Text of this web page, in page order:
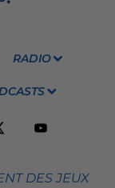
RADIO
DES JEUX